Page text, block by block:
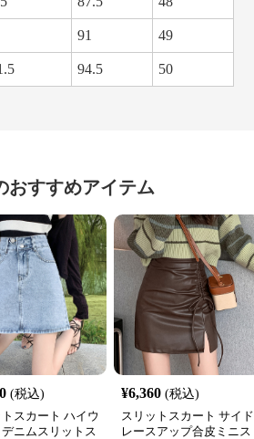
91 49
94.5 50
おすすめアイテム
(税込)
スカート ハイウ
ニムスリットス
¥6,360 (税込)
スリットスカート サイド
レースアップ合皮ミニス